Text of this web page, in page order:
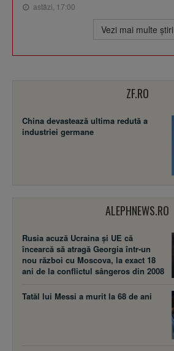
astăzi, 17:00
Vezi mai multe ştiri
ZF.RO
China devastează ultima redută a
industriei germane
ALEPHNEWS.RO
Rusia acuză Ucraina şi UE că
încearcă să atragă Georgia într-un
nou război cu Moscova, la exact 18
ani de la conflictul sângeros din 2008
Tatăl lui Messi a murit la 68 de ani